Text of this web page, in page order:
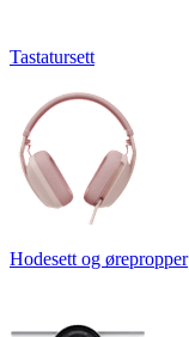
Tastatursett
Hodesett og ørepropper